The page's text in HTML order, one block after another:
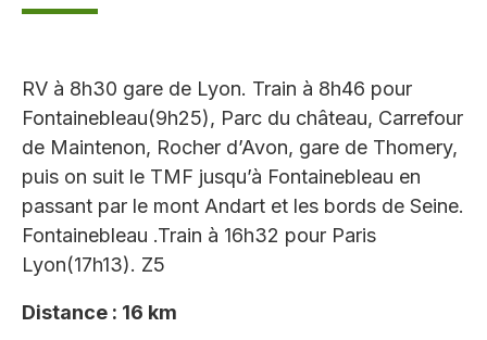
RV à 8h30 gare de Lyon. Train à 8h46 pour
Fontainebleau(9h25), Parc du château, Carrefour
de Maintenon, Rocher d’Avon, gare de Thomery,
puis on suit le TMF jusqu’à Fontainebleau en
passant par le mont Andart et les bords de Seine.
Fontainebleau .Train à 16h32 pour Paris
Lyon(17h13). Z5
Distance : 16 km